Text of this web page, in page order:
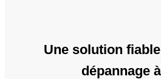
Une solution
dépannage